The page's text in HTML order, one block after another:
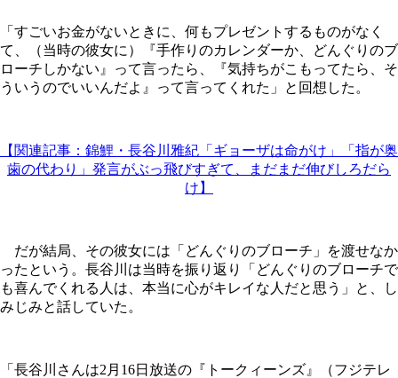
「すごいお金がないときに、何もプレゼントするものがなく
て、（当時の彼女に）『手作りのカレンダーか、どんぐりのブ
ローチしかない』って言ったら、『気持ちがこもってたら、そ
ういうのでいいんだよ』って言ってくれた」と回想した。
【関連記事：錦鯉・長谷川雅紀「ギョーザは命がけ」「指が奥
歯の代わり」発言がぶっ飛びすぎて、まだまだ伸びしろだら
け】
だが結局、その彼女には「どんぐりのブローチ」を渡せなか
ったという。長谷川は当時を振り返り「どんぐりのブローチで
も喜んでくれる人は、本当に心がキレイな人だと思う」と、し
みじみと話していた。
「長谷川さんは2月16日放送の『トークィーンズ』（フジテレ